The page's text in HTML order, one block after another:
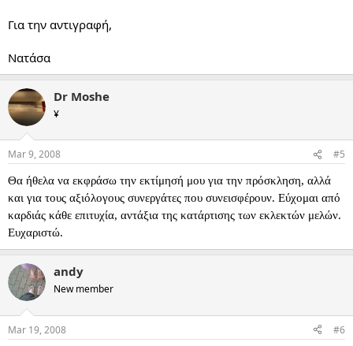
Για την αντιγραφή,
Νατάσα
Dr Moshe
¥
Mar 9, 2008 #5
Θα ήθελα να εκφράσω την εκτίμησή μου για την πρόσκληση, αλλά
και για τους αξιόλογους συνεργάτες που συνεισφέρουν. Εύχομαι από
καρδιάς κάθε επιτυχία, αντάξια της κατάρτισης των εκλεκτών μελών.
Ευχαριστώ.
andy
New member
Mar 19, 2008 #6